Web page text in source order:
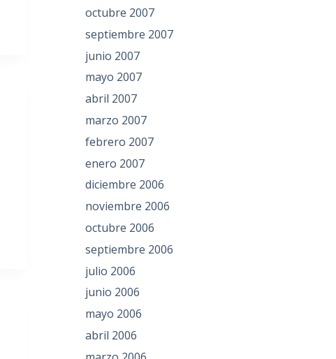
octubre 2007
septiembre 2007
junio 2007
mayo 2007
abril 2007
marzo 2007
febrero 2007
enero 2007
diciembre 2006
noviembre 2006
octubre 2006
septiembre 2006
julio 2006
junio 2006
mayo 2006
abril 2006